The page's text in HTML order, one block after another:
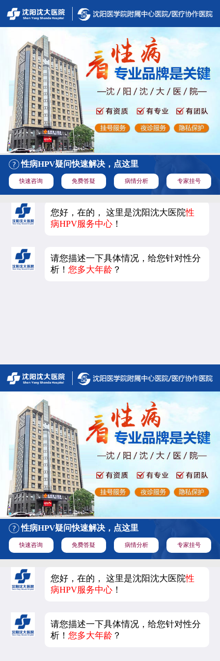
性病HPV疑问快速解决，点这里
快速咨询 免费答疑 病情分析 专家挂号
您好，在的， 这里是沈阳沈大医院性
病HPV服务中心 ！
请您描述一下具体情况，给您针对性分
析！您多大年龄 ？
性病HPV疑问快速解决，点这里
快速咨询 免费答疑 病情分析 专家挂号
您好，在的， 这里是沈阳沈大医院性
病HPV服务中心 ！
请您描述一下具体情况，给您针对性分
析！您多大年龄 ？